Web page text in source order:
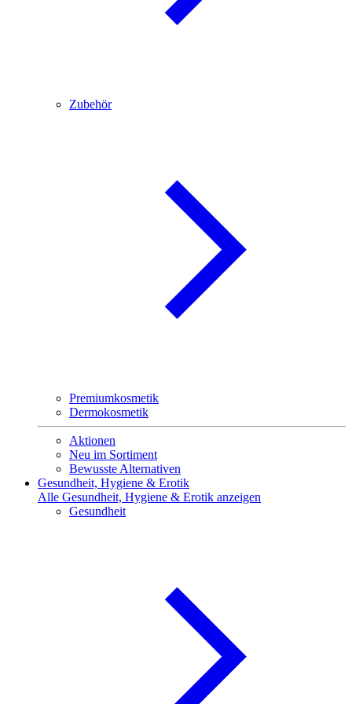
Zubehör
Premiumkosmetik
Dermokosmetik
Aktionen
Neu im Sortiment
Bewusste Alternativen
Gesundheit, Hygiene & Erotik
Alle Gesundheit, Hygiene & Erotik anzeigen
Gesundheit